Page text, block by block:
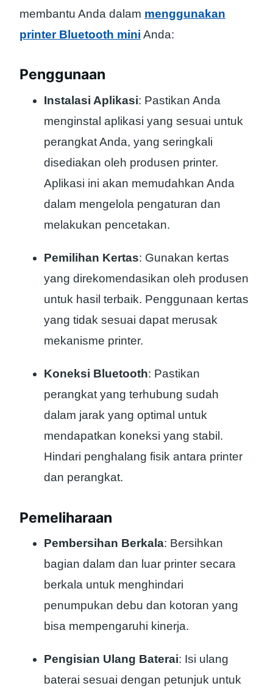
membantu Anda dalam menggunakan
printer Bluetooth mini Anda:
Penggunaan
Instalasi Aplikasi: Pastikan Anda
menginstal aplikasi yang sesuai untuk
perangkat Anda, yang seringkali
disediakan oleh produsen printer.
Aplikasi ini akan memudahkan Anda
dalam mengelola pengaturan dan
melakukan pencetakan.
Pemilihan Kertas: Gunakan kertas
yang direkomendasikan oleh produsen
untuk hasil terbaik. Penggunaan kertas
yang tidak sesuai dapat merusak
mekanisme printer.
Koneksi Bluetooth: Pastikan
perangkat yang terhubung sudah
dalam jarak yang optimal untuk
mendapatkan koneksi yang stabil.
Hindari penghalang fisik antara printer
dan perangkat.
Pemeliharaan
Pembersihan Berkala: Bersihkan
bagian dalam dan luar printer secara
berkala untuk menghindari
penumpukan debu dan kotoran yang
bisa mempengaruhi kinerja.
Pengisian Ulang Baterai: Isi ulang
baterai sesuai dengan petunjuk untuk